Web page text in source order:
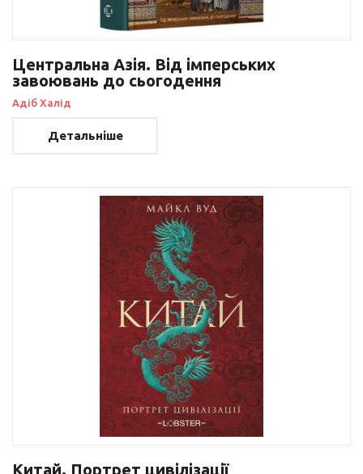
Центральна Азія. Від імперських
завоювань до сьогодення
Адіб Халід
Детальніше
Китай. Портрет цивілізації